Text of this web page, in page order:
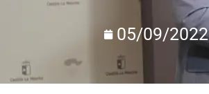
05/09/2022